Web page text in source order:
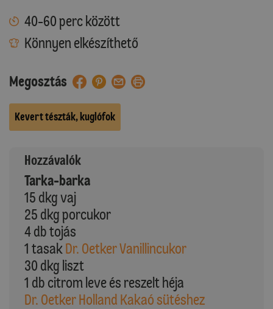
40-60 perc között
Könnyen elkészíthető
Megosztás
Kevert tészták, kuglófok
Hozzávalók
Tarka-barka
15 dkg vaj
25 dkg porcukor
4 db tojás
1 tasak Dr. Oetker Vanillincukor
30 dkg liszt
1 db citrom leve és reszelt héja
Dr. Oetker Holland Kakaó sütéshez